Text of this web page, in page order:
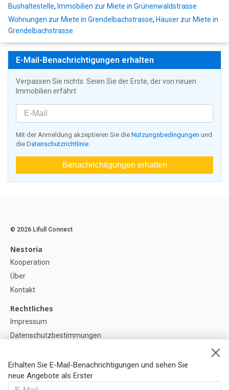
Bushaltestelle, Immobilien zur Miete in Grünenwaldstrasse
Wohnungen zur Miete in Grendelbachstrasse, Häuser zur Miete in
Grendelbachstrasse
E-Mail-Benachrichtigungen erhalten
Verpassen Sie nichts: Seien Sie der Erste, der von neuen
Immobilien erfährt
Mit der Anmeldung akzeptieren Sie die Nutzungsbedingungen und
die Datenschutzrichtlinie
Benachrichtigungen erhalten
Erhalten Sie E-Mail-Benachrichtigungen und sehen Sie
neue Angebote als Erster
© 2026 Lifull Connect
Nestoria
Kooperation
Über
Kontakt
Rechtliches
Impressum
Datenschutzbestimmungen
Cookie-Einstellunge
Hilfe